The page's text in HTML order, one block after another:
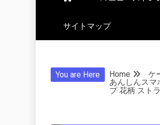
サイトマップ
You are Here Home
ケ
あんしんスマ
プ 花柄 スト